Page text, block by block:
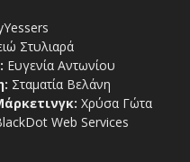
Στυλιαρά
Ευγενία Αντωνίου
Σταματία Βελάνη
Χρύσα Γώτα
Web Services